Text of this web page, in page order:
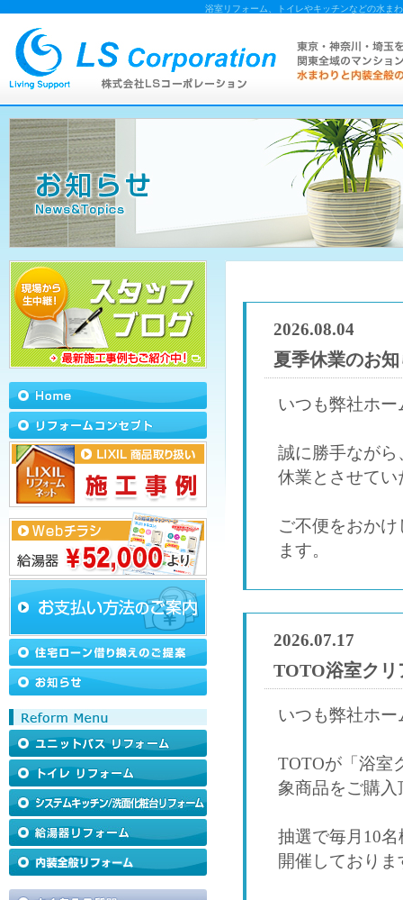
浴室リフォーム、トイレやキッチンなどの水ま
2026.08.04
夏季休業のお
いつも弊社ホ
誠に勝手ながら
休業とさせて
ご不便をおか
ます。
2026.07.17
TOTO浴室クリ
いつも弊社ホ
TOTOが「浴室
象商品をご購
抽選で毎月10
開催しておりま